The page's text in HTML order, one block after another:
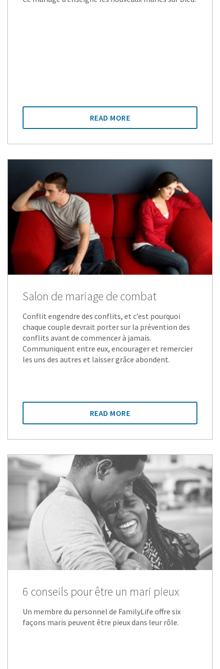
READ MORE
Salon de mariage de combat
Conflit engendre des conflits, et c’est pourquoi
chaque couple devrait porter sur la prévention des
conflits avant de commencer à jamais.
Communiquent entre eux, encourager et remercier
les uns des autres et laisser grâce abondent.
READ MORE
6 conseils pour être un mari pieux
Un membre du personnel de FamilyLife offre six
façons maris peuvent être pieux dans leur rôle.